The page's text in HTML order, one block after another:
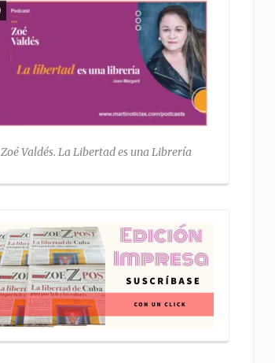
Zoé Valdés. La Libertad es una Librería